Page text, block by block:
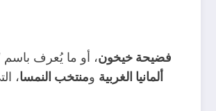
فضيحة خيخون، أو ما يُعرف
ألمانيا الغربية ومنتخب النمسا،